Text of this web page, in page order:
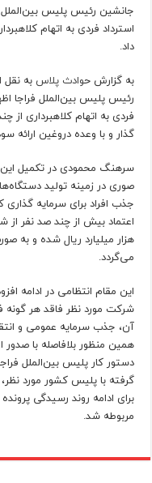
جانشین رئیس پلیس بین‌الملل
داد.
به گزارش حوادث پلاس به
رئیس پلیس بین‌الملل فراجا
فردی به اتهام کلاهبرداری
گذار و با وعده دروغین ارائه
سرهنگ محمودی در تکمیل
صوری در زمینه تولید
جذب افراد برای سرمایه
هزار میلیارد ریال شده و به
می‌گردد.
این مقام انتظامی در ادامه
شرکت مورد نظر فاقد هر گونه
آن، جذب سرمایه عمومی و
همین منظور بلافاصله با صدور
دستور کار پلیس بین‌الملل
گرفته با پلیس کشور مورد
برای ادامه روند رسیدگی
مربوطه شد.